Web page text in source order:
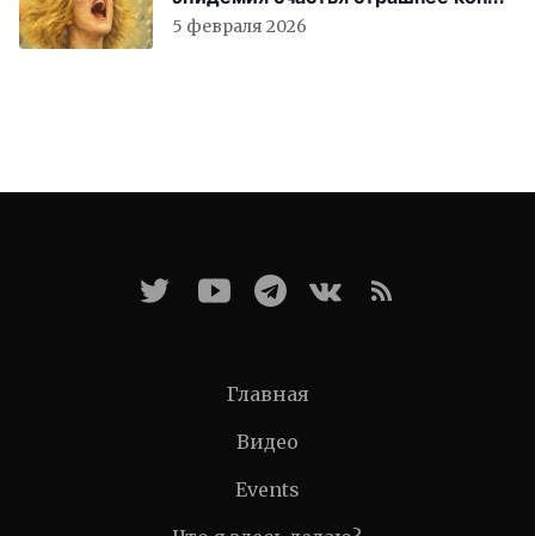
света
5 февраля 2026
Главная
Видео
Events